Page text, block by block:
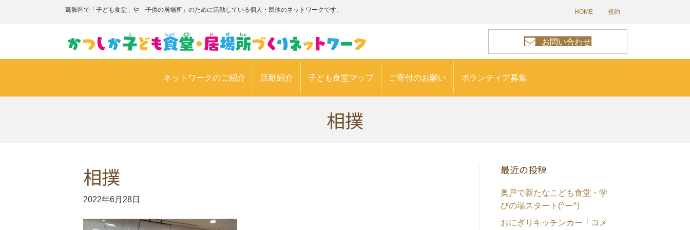
葛飾区で「子ども食堂」や「子供の居場所」のために活動している個人・団体のネットワークです。 HOME 規約
お問い合わせ
ネットワークのご紹介 活動紹介 子ども食堂マップ ご寄付のお願い ボランティア募集
相撲
相撲
2022年6月28日
最近の投稿
奥戸で新たなこども食堂・学
びの場スタート(^ー^)
おにぎりキッチンカー「コメ